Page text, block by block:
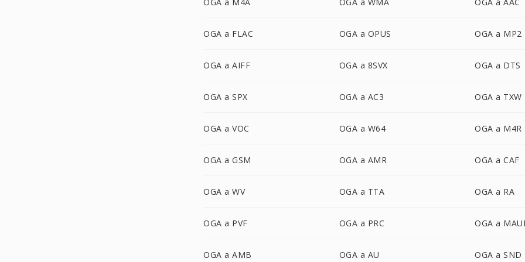
OGA a FLAC OGA a OPUS OGA a MP2
OGA a AIFF OGA a 8SVX OGA a DTS
OGA a SPX OGA a AC3 OGA a TXW
OGA a VOC OGA a W64 OGA a M4R
OGA a GSM OGA a AMR OGA a CAF
OGA a WV OGA a TTA OGA a RA
OGA a PVF OGA a PRC OGA a
OGA a AMB OGA a AU OGA a SND